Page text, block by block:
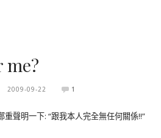
me?
2009-09-22 1
聲明一下: “跟我本人完全無任何關係!!”